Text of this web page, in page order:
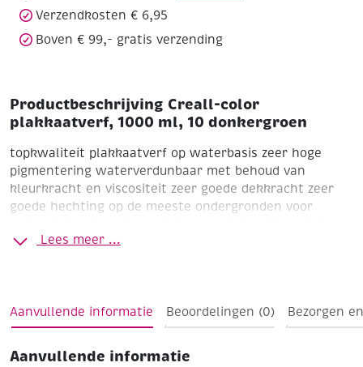
Verzendkosten € 6,95
Boven € 99,- gratis verzending
Productbeschrijving Creall-color
plakkaatverf, 1000 ml, 10 donkergroen
topkwaliteit plakkaatverf op waterbasis zeer hoge
pigmentering waterverdunbaar met behoud van
kleurkracht en viscositeit zeer goede dekkracht zeer
goede hechting op de meeste ondergronden voor
verkrijgbaar in metallic kleuren
Lees meer ...
Aanvullende informatie Beoordelingen (0) Bezorgen
Aanvullende informatie